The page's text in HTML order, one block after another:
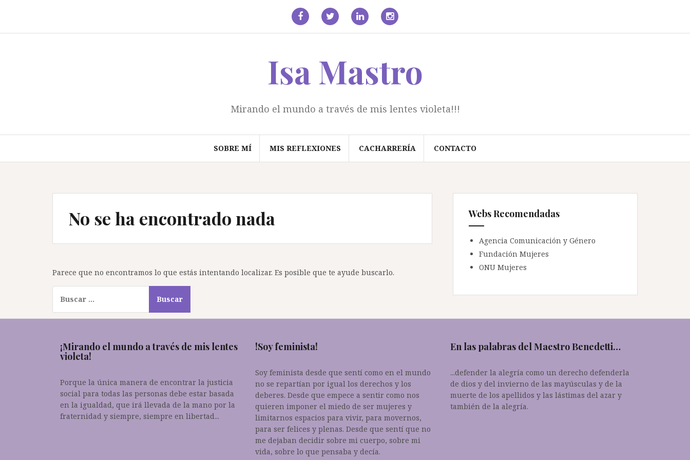
facebookTwitter LinkedinInstagram
Isa Mastro
Mirando el mundo a través de mis lentes violeta!!!
SOBRE MÍ MIS REFLEXIONES CACHARRERÍA CONTACTO
No se ha encontrado nada
Parece que no encontramos lo que estás intentando localizar. Es posible que te ayude buscarlo.
Webs Recomendadas
Agencia Comunicación y Género
Fundación Mujeres
ONU Mujeres
¡Mirando el mundo a través de mis lentes
violeta!
Porque la única manera de encontrar la justicia
social para todas las personas debe estar basada
en la igualdad, que irá llevada de la mano por la
fraternidad y siempre, siempre en libertad...
!Soy feminista!
Soy feminista desde que sentí como en el mundo
no se repartían por igual los derechos y los
deberes. Desde que empece a sentir como nos
quieren imponer el miedo de ser mujeres y
limitarnos espacios para vivir, para movernos,
para ser felices y plenas. Desde que sentí que no
me dejaban decidir sobre mi cuerpo, sobre mi
vida, sobre lo que pensaba y decía.
En las palabras del Maestro Benedetti…
...defender la alegría como un derecho defenderla
de dios y del invierno de las mayúsculas y de la
muerte de los apellidos y las lástimas del azar y
también de la alegría.